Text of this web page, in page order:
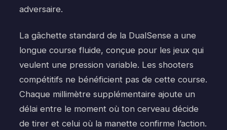
adversaire.
La gâchette standard de la DualSense a une
longue course fluide, conçue pour les jeux qui
veulent une pression variable. Les shooters
compétitifs ne bénéficient pas de cette course.
Chaque millimètre supplémentaire ajoute un
délai entre le moment où ton cerveau décide
de tirer et celui où la manette confirme l’action.